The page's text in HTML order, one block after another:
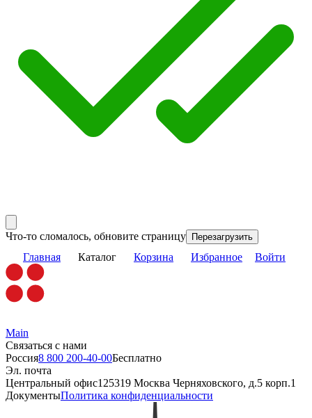
Что-то сломалось, обновите страницу Перезагрузить
Главная Каталог Корзина Избранное Войти
Main
Связаться с нами
Россия8 800 200-40-00Бесплатно
Эл. почта
Центральный офис125319 Москва Черняховского, д.5 корп.1
ДокументыПолитика конфиденциальности